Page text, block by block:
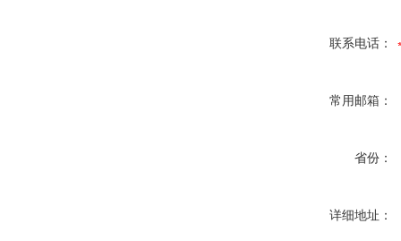
联系电话：
常用邮箱：
省份：
详细地址：